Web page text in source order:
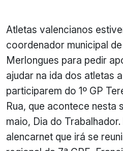
Atletas valencianos
coordenador municipal
Merlongues para pedir
ajudar na ida dos atletas
participarem do 1º GP
Rua, que acontece nesta
maio, Dia do
alencarnet que irá se